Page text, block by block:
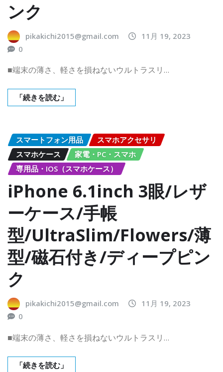
ンク
pikakichi2015@gmail.com
11月 19, 2023
0
■端末の薄さ、軽さを損ねないウルトラスリ…
「続きを読む」
スマートフォン用品
スマホアクセサリ
スマホケース
家電・PC・スマホ
専用品・IOS（スマホケース）
iPhone 6.1inch 3眼/レザ
ーケース/手帳
型/UltraSlim/Flowers/薄
型/磁石付き/ディープピン
ク
pikakichi2015@gmail.com
11月 19, 2023
0
■端末の薄さ、軽さを損ねないウルトラスリ…
「続きを読む」